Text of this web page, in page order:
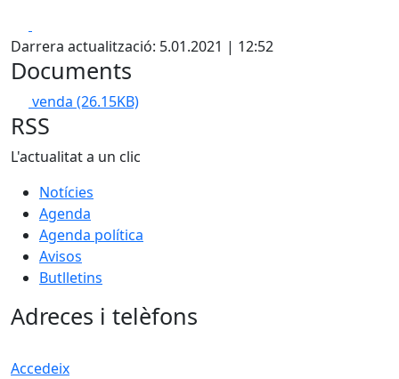
Darrera actualització: 5.01.2021 | 12:52
Documents
venda (26.15KB)
RSS
L'actualitat a un clic
Notícies
Agenda
Agenda política
Avisos
Butlletins
Adreces i telèfons
Accedeix